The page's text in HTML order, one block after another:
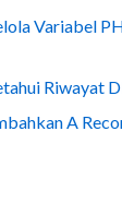
Variabel
Riwayat
A